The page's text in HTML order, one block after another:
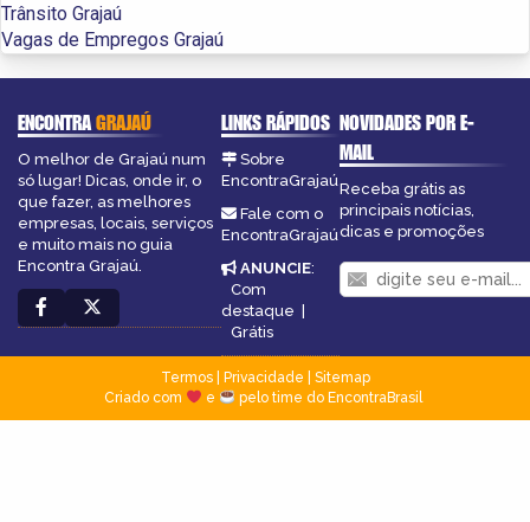
Trânsito Grajaú
Vagas de Empregos Grajaú
ENCONTRAGRAJAÚ
O melhor de Grajaú num
só lugar! Dicas, onde ir, o
que fazer, as melhores
empresas, locais, serviços
e muito mais no guia
Encontra Grajaú.
LINKS RÁPIDOS
Sobre
EncontraGrajaú
Fale com o
EncontraGrajaú
ANUNCIE:
Com
destaque |
Grátis
NOVIDADES POR E-
MAIL
Receba grátis as
principais notícias,
dicas e promoções
Termos| Privacidade
Sitemap
Criado com
e pelo time do EncontraBrasil